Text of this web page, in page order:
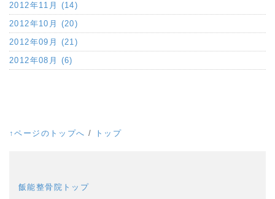
2012年11月 (14)
2012年10月 (20)
2012年09月 (21)
2012年08月 (6)
↑ページのトップへ / トップ
飯能整骨院トップ